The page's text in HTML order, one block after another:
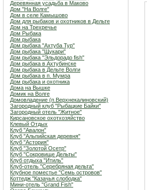
Деревянная усадьба в Маково
Дом "На Волге"
Дом в селе Камышово
Дом для рыбаков и охотников в Дельте
Дом на Трехречье
Дом Рыбака
Дом рыбака
Дом рыбака "Ахтуба Тур"
Дом рыбака "Щукари"
Дом рыбака "Эльдорадо fish"
Дом рыбака в Ахтубинске
Дом рыбака в Дельте Волги
Дом рыбака в п. Мумра
Дом рыбака и охотника
Дома на Вышке
Домик на Волге
Домовладение (п.Верхнекалиновский)
Загородный клуб "Рыбацкие Байки"
Загородный отель "Житное"
Кирсановское охотхозяйство
Клевый Отдых
Клуб "Авалон"
Клуб "Альпийская деревня"
Клуб "Астория"
Клуб "Золотой Осетр"
Клуб "Сокровище Дельты"
Клуб отдыха "Итиль"
Клуб-отель "Серебряная дельта"
Клубное поместье "Семь островов"
Коттедж "Казачья слободка"
Мини-отель "Grand Fish"